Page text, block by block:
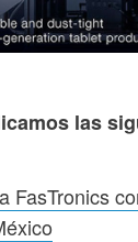
las
FasTronics